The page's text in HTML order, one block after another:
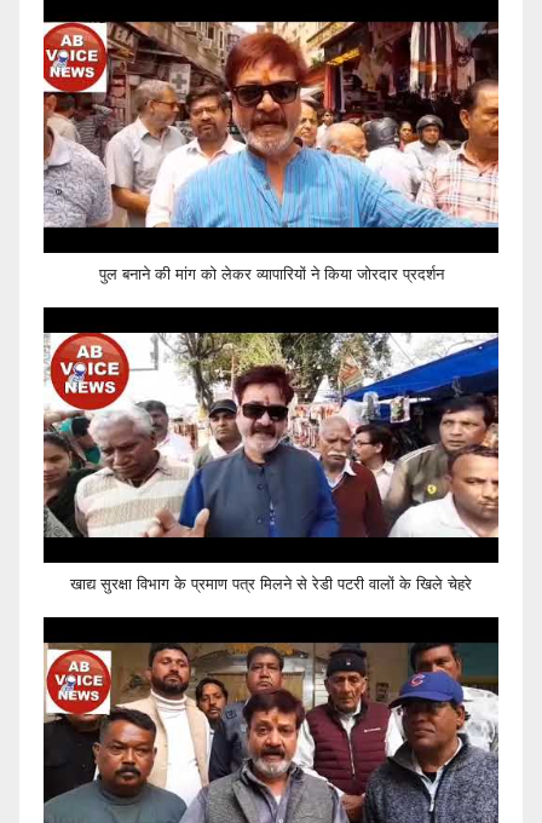
पुल बनाने की मांग को लेकर व्यापारियों ने किया जोरदार प्रदर्शन
खाद्य सुरक्षा विभाग के प्रमाण पत्र मिलने से रेडी पटरी वालों के खिले चेहरे